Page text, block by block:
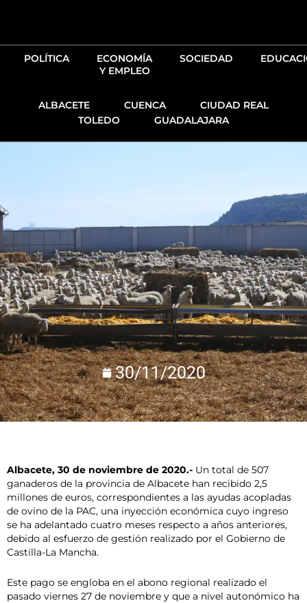
POLÍTICA
ECONOMÍA
Y EMPLEO
SOCIEDAD
ALBACETE CUENCA
CIUDAD REAL
TOLEDO
GUADALAJARA
30/11/2020
Albacete, 30 de noviembre de 2020.- Un total de 507
ganaderos de la provincia de Albacete han recibido 2,5
millones de euros, correspondientes a las ayudas acopladas
de ovino de la PAC, una inyección económica cuyo ingreso
se ha adelantado cuatro meses respecto a años anteriores,
debido al esfuerzo de gestión realizado por el Gobierno de
Castilla-La Mancha.
Este pago se engloba en el abono regional realizado el
pasado viernes 27 de noviembre y que a nivel autonómico ha